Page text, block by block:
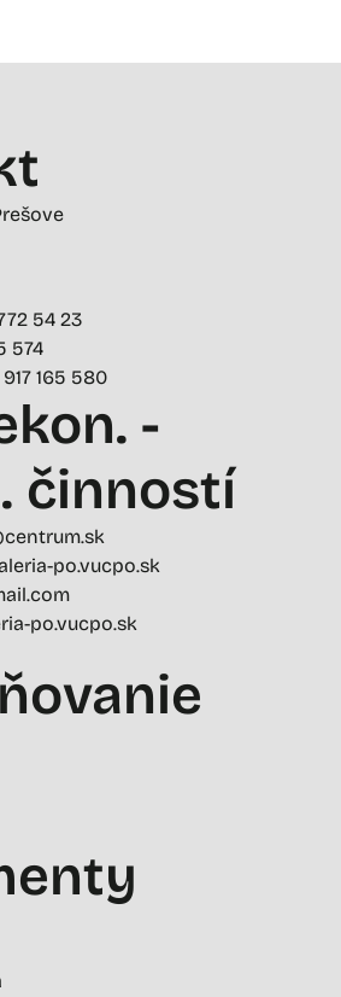
54 23
574
917 165 580
-
činností
po.vucpo.sk
po.vucpo.sk